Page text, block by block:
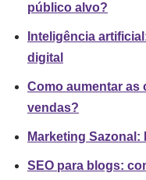
público alvo?
Inteligência
digital
Como aumentar as
vendas?
Marketing
SEO para blogs: